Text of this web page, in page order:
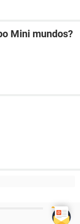
Mini mundos?